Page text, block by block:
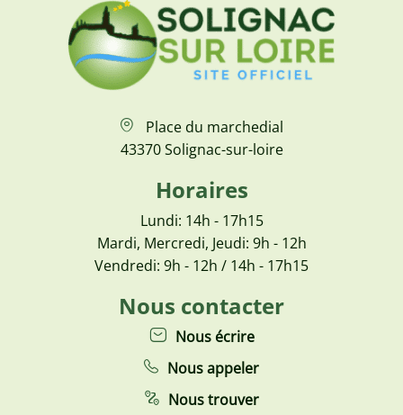
Place du marchedial
43370 Solignac-sur-loire
Horaires
Lundi: 14h - 17h15
Mardi, Mercredi, Jeudi: 9h - 12h
Vendredi: 9h - 12h / 14h - 17h15
Nous contacter
Nous écrire
Nous appeler
Nous trouver